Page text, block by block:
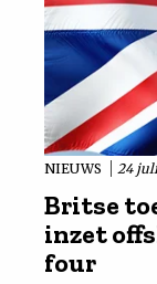
NIEUWS 24
Britse
inzet
four